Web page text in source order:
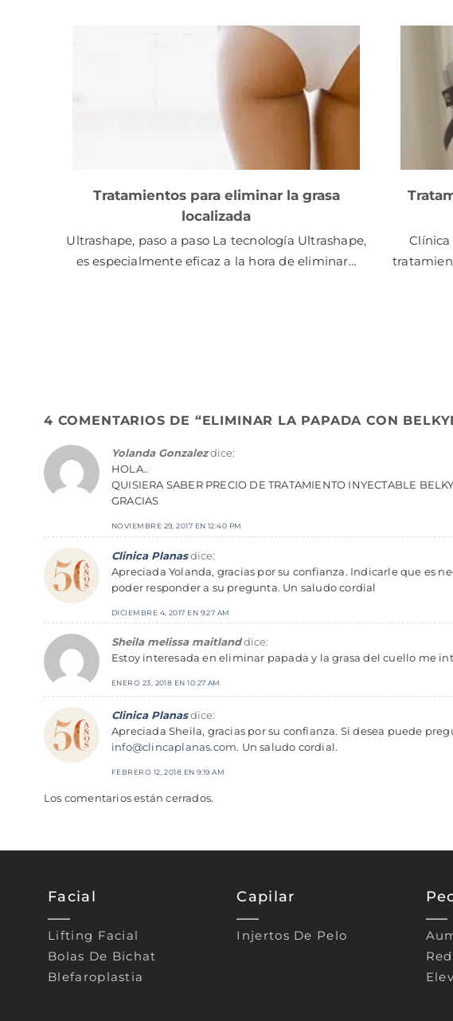
Tratamientos para eliminar la grasa
localizada
Ultrashape, paso a paso La tecnología Ultrashape,
es especialmente eficaz a la hora de eliminar…
4 COMENTARIOS DE “ELIMINAR LA PAPADA CON
Yolanda Gonzalezdice:
HOLA..
QUISIERA SABER PRECIO DE TRATAMIENTO INYECTABLE
GRACIAS
NOVIEMBRE 29, 2017 EN 12:40 PM
Clinica Planasdice:
Apreciada Yolanda, gracias por su confianza. Indicarle que es
poder responder a su pregunta. Un saludo cordial
DICIEMBRE 4, 2017 EN 9:27 AM
Sheila melissa maitlanddice:
Estoy interesada en eliminar papada y la grasa del cuello me
ENERO 23, 2018 EN 10:27 AM
Clinica Planasdice:
Apreciada Sheila, gracias por su confianza. Si desea puede
info@clincaplanas.com. Un saludo cordial.
FEBRERO 12, 2018 EN 9:19 AM
Los comentarios están cerrados.
Facial
Lifting Facial
Bolas De Bichat
Blefaroplastia
Capilar
Injertos De Pelo